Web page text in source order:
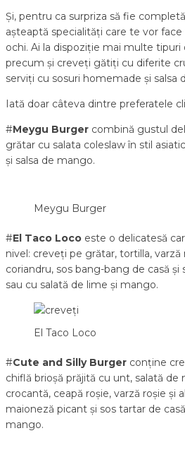
Și, pentru ca surpriza să fie
așteaptă specialități care te vor
ochi. Ai la dispoziție mai multe tipuri
precum și creveți gătiți cu diferite
serviți cu sosuri homemade și salsa
Iată doar câteva dintre preferatele
#Meygu Burger combină gustul
grătar cu salata coleslaw în stil
și salsa de mango.
Meygu Burger
#El Taco Loco este o delicatesă
nivel: creveți pe grătar, tortilla, varză
coriandru, sos bang-bang de casă
sau cu salată de lime și mango.
El Taco Loco
#Cute and Silly Burger conține
chiflă brioșă prăjită cu unt, salată de
crocantă, ceapă roșie, varză roșie și
maioneză picant și sos tartar de
mango.